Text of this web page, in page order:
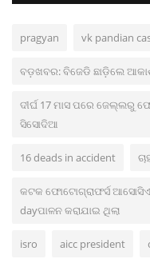
pragyan vk pandian
ବଡ଼ଖବର: ବିଜେଡି ଛାଡ଼ିଲେ
ଦୀର୍ଘ 17 ମାସ ପରେ ଜେଲ୍ଲରୁ
ସିସୋଦିଆ
16 deads in accident
କଟକ ଫୋଟୋଗ୍ରାଫର୍ସ
dayପାଳନ କରାଯାଇ ଥିଲା
isro aicc president